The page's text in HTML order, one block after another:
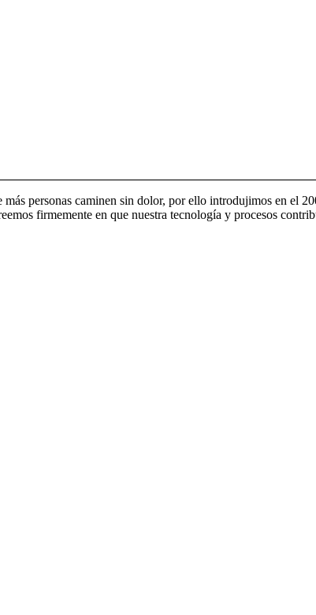
personas caminen sin dolor, por ello introdujimos en el
firmemente en que nuestra tecnología y procesos